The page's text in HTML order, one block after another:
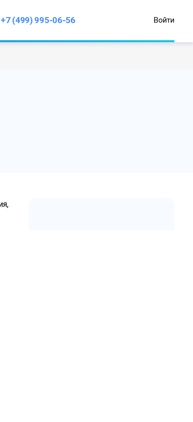
+7 (499) 995-06-56 Войти